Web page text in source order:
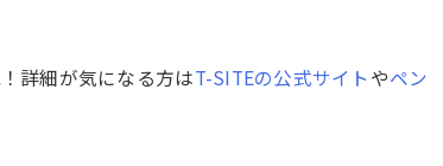
詳細が気になる方はT-SITEの公式サイト やペン